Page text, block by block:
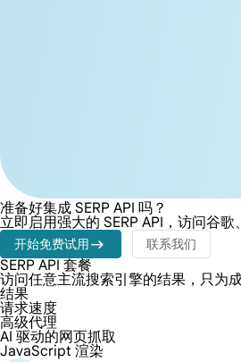
准备好集成 SERP API 吗？
立即启用强大的 SERP API，访问谷
开始免费试用 联系我们
SERP API 套餐
访问任意主流搜索引擎的结果，只为
结果
请求速度
高级代理
AI 驱动的网页抓取
JavaScript 渲染